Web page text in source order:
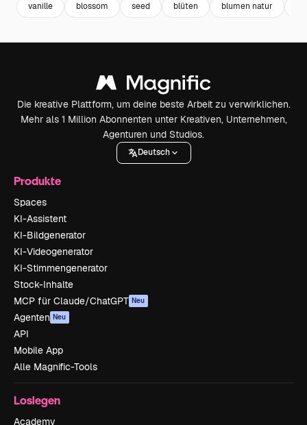
vanille blossom seed blüten blumen natur
Die kreative Plattform, um deine beste Arbeit zu verwirklichen.
Mehr als 1 Million Abonnenten unter Kreativen, Unternehmen,
Agenturen und Studios.
Deutsch
Produkte
Spaces
KI-Assistent
KI-Bildgenerator
KI-Videogenerator
KI-Stimmengenerator
Stock-Inhalte
MCP für Claude/ChatGPT Neu
Agenten Neu
API
Mobile App
Alle Magnific-Tools
Loslegen
Academy